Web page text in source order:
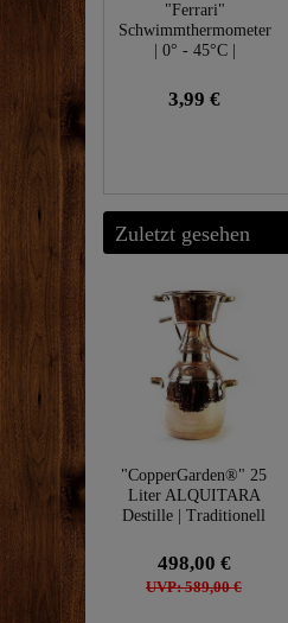
"Ferrari"
Schwimmthermometer
| 0° - 45°C |
er
3,99 €
Zuletzt gesehen
"CopperGarden®" 25
Liter ALQUITARA
Destille | Traditionell
UVP: 589,00 €
498,00 €